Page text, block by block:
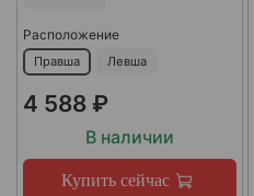
Расположение
Правша Левша
4 588 ₽
В наличии
Купить сейчас